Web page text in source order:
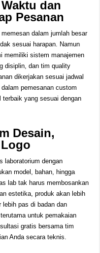
dan
Pesanan
dalam jumlah besar
sesuai harapan. Namun
memiliki sistem manajemen
disiplin, dan tim quality
dikerjakan sesuai jadwal
pemesanan custom
yang sesuai dengan
Desain,
laboratorium dengan
model, bahan, hingga
lab tak harus membosankan
estetika, produk akan lebih
lebih pas di badan dan
untuk pemakaian
gratis bersama tim
Anda secara teknis.